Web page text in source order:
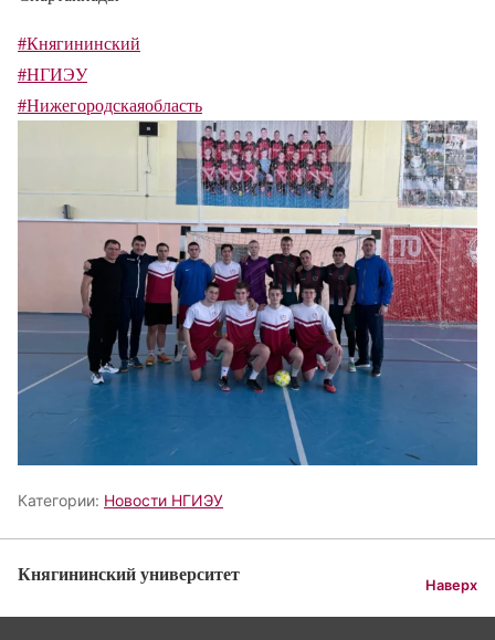
#Княгининский
#НГИЭУ
#Нижегородскаяобласть
Категории: Новости НГИЭУ
Княгининский университет Наверх